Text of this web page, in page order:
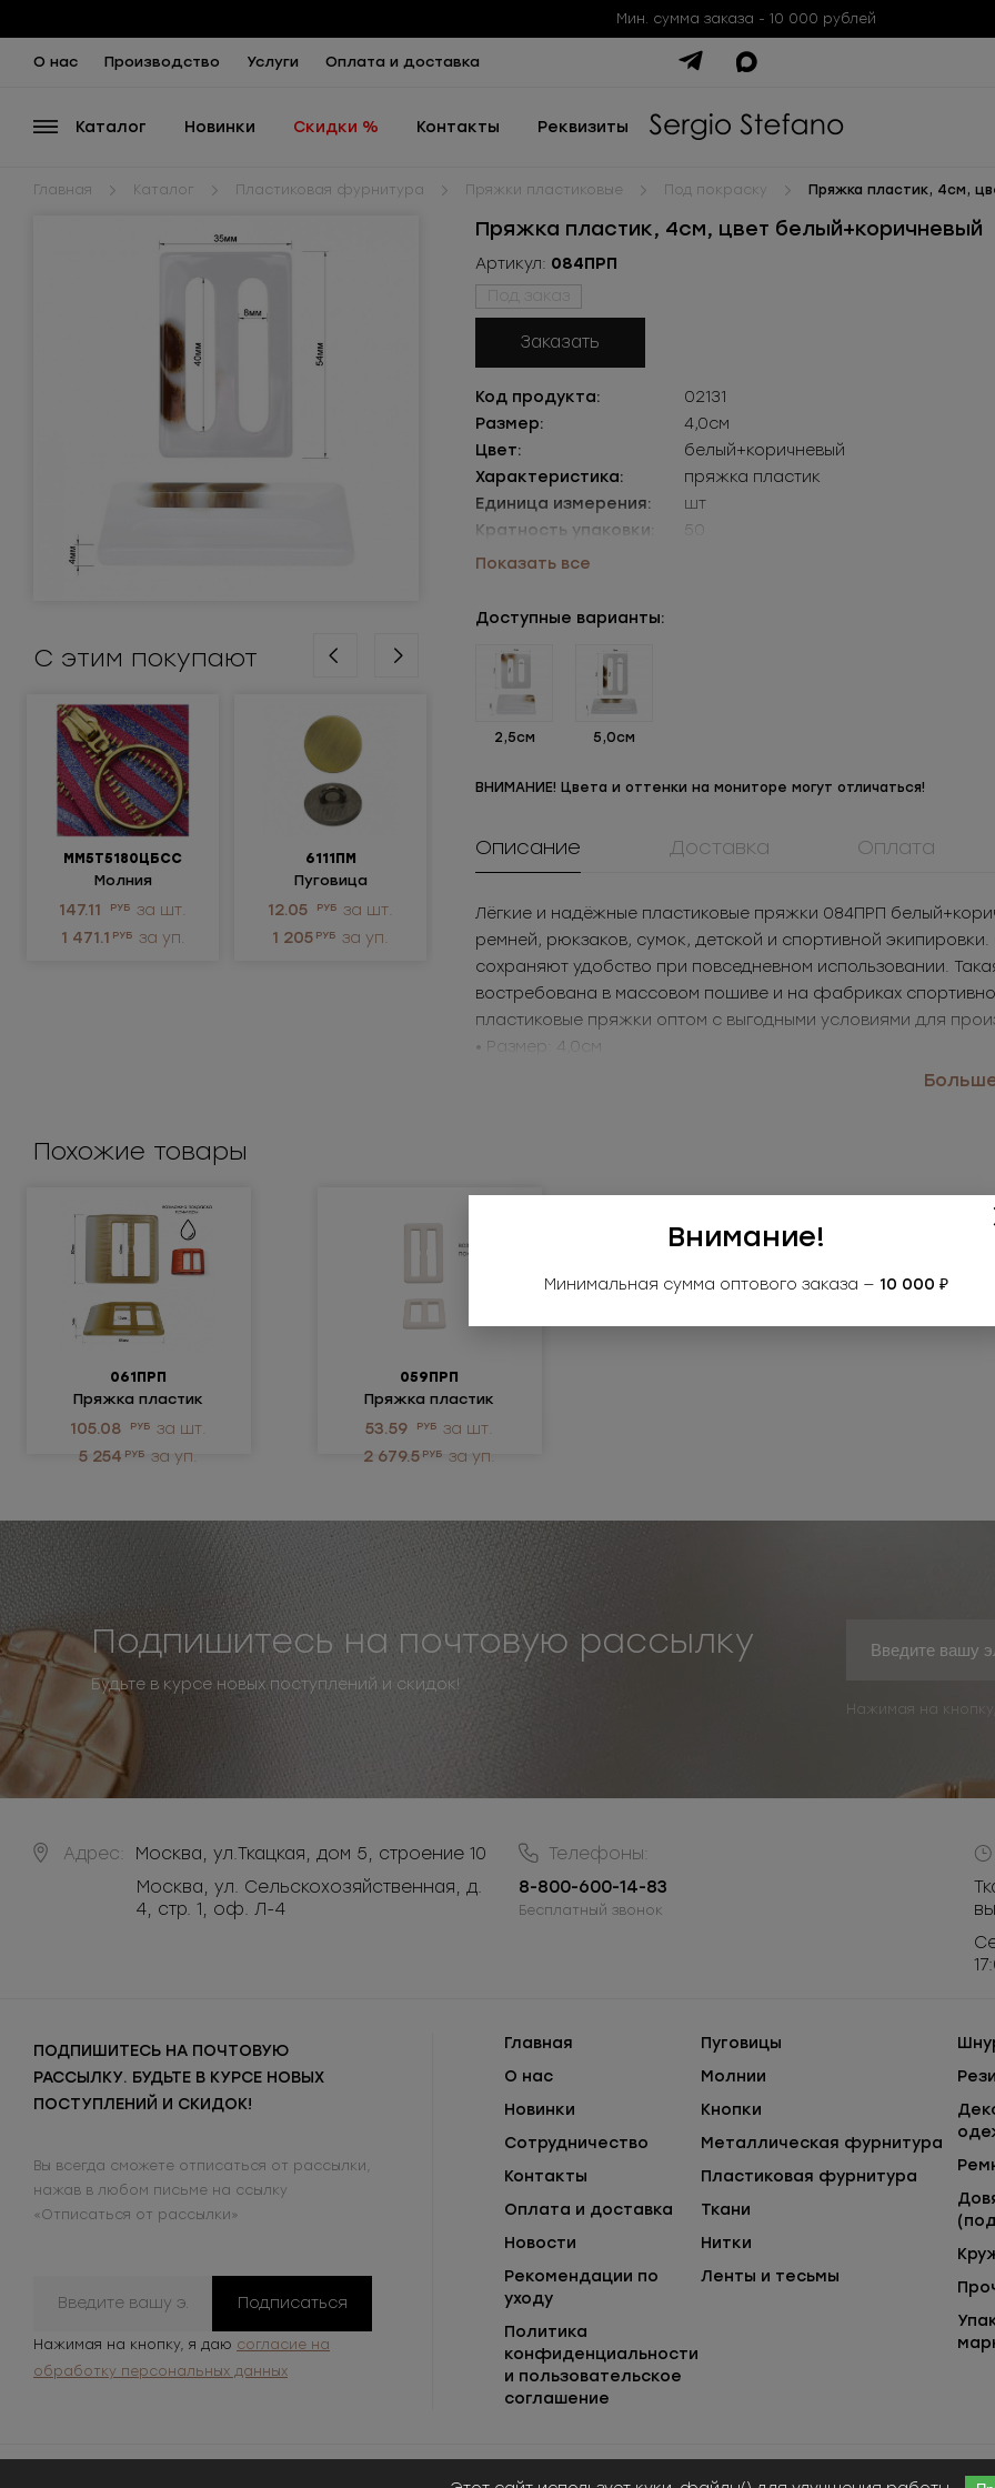
Мин. сумма заказа - 10 000 рублей
О нас Производство Услуги Оплата и доставка
Каталог Новинки Скидки % Контакты Реквизиты
Главная Каталог Пластиковая фурнитура Пряжки пластиковые Под покраску Пряжка пластик, 4см,
С этим покупают
ММ5Т5180ЦБСС
Молния
металлическая
147.11 РУБ за шт.
1 471.1 РУБ за уп.
6111ПМ
Пуговица
металлическая
12.05 РУБ за шт.
1 205 РУБ за уп.
908КМ
нижнего белья
3.05
за шт.
1 525РУБ за уп.
0173ПП
20.2
за шт.
2 908.8РУБ за уп.
12261ЛЮ
кольцо для
люверса
Под заказ
Пряжка пластик, 4см, цвет белый+коричневый
Артикул: 084ПРП
Под заказ
Заказать
Код продукта:
02131
Размер:
4,0см
Цвет:
белый+коричневый
Характеристика:
пряжка пластик
Единица измерения:
шт
Кратность упаковки:
50
Упаковки:
Показать все
Доступные варианты:
2,5см 5,0см
ВНИМАНИЕ! Цвета и оттенки на мониторе могут отличаться!
Описание Доставка Оплата
Лёгкие и надёжные пластиковые пряжки 084ПРП
ремней, рюкзаков, сумок, детской и спортивной
сохраняют удобство при повседневном использовании.
востребована в массовом пошиве и на фабриках
пластиковые пряжки оптом с выгодными условиями для
• Размер: 4,0см
Похожие товары
061ПРП
Пряжка пластик
105.08 РУБ за шт.
5 254 РУБ за уп.
059ПРП
Пряжка пластик
53.59 РУБ за шт.
2 679.5 РУБ за уп.
Подпишитесь на почтовую рассылку
Будьте в курсе новых поступлений и скидок!
Нажимая на
Адрес: Москва, ул.Ткацкая, дом 5, строение 10
Москва, ул. Сельскохозяйственная, д.
4, стр. 1, оф. Л-4
Телефоны:
8-800-600-14-83
Бесплатный звонок
ПОДПИШИТЕСЬ НА ПОЧТОВУЮ
РАССЫЛКУ. БУДЬТЕ В КУРСЕ НОВЫХ
ПОСТУПЛЕНИЙ И СКИДОК!
Вы всегда сможете отписаться от рассылки,
нажав в любом письме на ссылку
«Отписаться от рассылки»
Подписаться
Нажимая на кнопку, я даю согласие на
обработку персональных данных
Главная
О нас
Новинки
Сотрудничество
Контакты
Оплата и доставка
Новости
Рекомендации по
уходу
Политика
конфиденциальности
и пользовательское
соглашение
Пуговицы
Молнии
Кнопки
Металлическая фурнитура
Пластиковая фурнитура
Ткани
Нитки
Ленты и тесьмы
Публичная оферта © ООО «Сержио Стефано», 2026
Внимание!
Минимальная сумма оптового заказа — 10 000 ₽